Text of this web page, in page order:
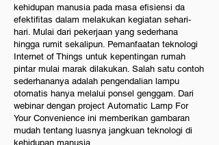
kehidupan manusia pada masa efisiensi da
efektifitas dalam melakukan kegiatan sehari-
hari. Mulai dari pekerjaan yang sederhana
hingga rumit sekalipun. Pemanfaatan teknologi
Internet of Things untuk kepentingan rumah
pintar mulai marak dilakukan. Salah satu contoh
sederhananya adalah pengendalian lampu
otomatis hanya melalui ponsel genggam. Dari
webinar dengan project Automatic Lamp For
Your Convenience ini memberikan gambaran
mudah tentang luasnya jangkuan teknologi di
kehidupan manusia.